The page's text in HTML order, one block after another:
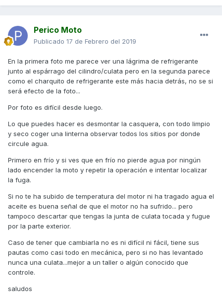
Perico Moto
Publicado 17 de Febrero del 2019
En la primera foto me parece ver una lágrima de refrigerante
junto al espárrago del cilindro/culata pero en la segunda parece
como el charquito de refrigerante este más hacia detrás, no se si
será efecto de la foto...
Por foto es difícil desde luego.
Lo que puedes hacer es desmontar la casquera, con todo limpio
y seco coger una linterna observar todos los sitios por donde
circule agua.
Primero en frío y si ves que en frío no pierde agua por ningún
lado encender la moto y repetir la operación e intentar localizar
la fuga.
Si no te ha subido de temperatura del motor ni ha tragado agua el
aceite es buena señal de que el motor no ha sufrido... pero
tampoco descartar que tengas la junta de culata tocada y fugue
por la parte exterior.
Caso de tener que cambiarla no es ni difícil ni fácil, tiene sus
pautas como casi todo en mecánica, pero si no has levantado
nunca una culata...mejor a un taller o algún conocido que
controle.
saludos